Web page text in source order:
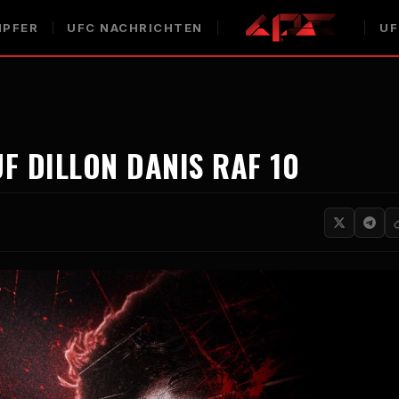
UFC NACHRICHTEN
DILLON DANIS RAF 10